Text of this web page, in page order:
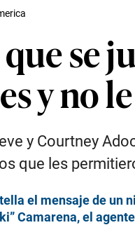
se
y no
y Courtney
que les
el mensaje de un
Camarena, el